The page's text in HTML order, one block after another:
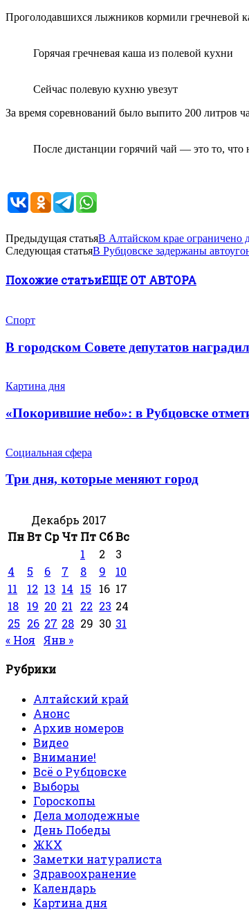
Проголодавшихся лыжников кормили гречневой
Горячая гречневая каша из полевой кухни
Сейчас полевую кухню увезут
За время соревнований было выпито 200 литров
После дистанции горячий чай — это то, что
Предыдущая статьяВ Алтайском крае ограничено
Следующая статьяВ Рубцовске задержаны
Похожие статьиЕЩЕ ОТ АВТОРА
Спорт
В городском Совете депутатов
Картина дня
«Покорившие небо»: в Рубцовске
Социальная сфера
Три дня, которые меняют город
Декабрь 2017
ПнВт Ср Чт Пт СбВс
1
2
3
4
5 6 7 8 9
10
11
12 13 14 15 16 17
18
19 20 21 22 23 24
25 26 27 28 29 30 31
« Ноя
Янв »
Рубрики
Алтайский край
Анонс
Архив номеров
Видео
Внимание!
Всё о Рубцовске
Выборы
Гороскопы
Дела молодежные
День Победы
ЖКХ
Заметки натуралиста
Здравоохранение
Календарь
Картина дня